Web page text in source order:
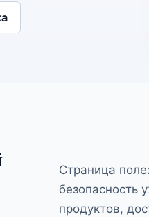
Страница
безопасность
продуктов,